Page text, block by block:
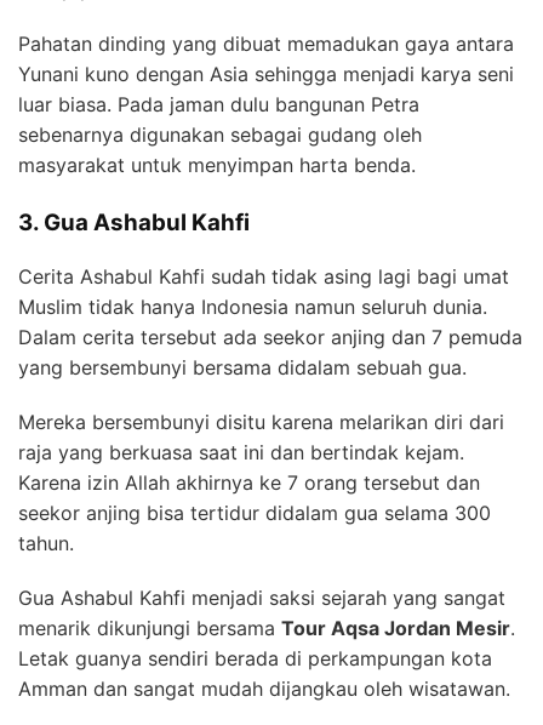
Pahatan dinding yang dibuat memadukan gaya antara
Yunani kuno dengan Asia sehingga menjadi karya seni
luar biasa. Pada jaman dulu bangunan Petra
sebenarnya digunakan sebagai gudang oleh
masyarakat untuk menyimpan harta benda.
3. Gua Ashabul Kahfi
Cerita Ashabul Kahfi sudah tidak asing lagi bagi umat
Muslim tidak hanya Indonesia namun seluruh dunia.
Dalam cerita tersebut ada seekor anjing dan 7 pemuda
yang bersembunyi bersama didalam sebuah gua.
Mereka bersembunyi disitu karena melarikan diri dari
raja yang berkuasa saat ini dan bertindak kejam.
Karena izin Allah akhirnya ke 7 orang tersebut dan
seekor anjing bisa tertidur didalam gua selama 300
tahun.
Gua Ashabul Kahfi menjadi saksi sejarah yang sangat
menarik dikunjungi bersama Tour Aqsa Jordan Mesir.
Letak guanya sendiri berada di perkampungan kota
Amman dan sangat mudah dijangkau oleh wisatawan.